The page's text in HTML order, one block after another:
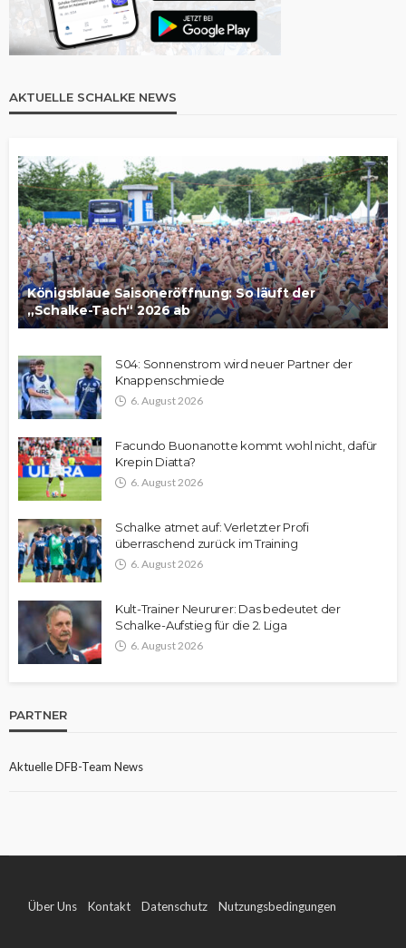
AKTUELLE SCHALKE NEWS
Königsblaue Saisoneröffnung: So läuft der
„Schalke-Tach“ 2026 ab
S04: Sonnenstrom wird neuer Partner der
Knappenschmiede
6. August 2026
Facundo Buonanotte kommt wohl nicht, dafür
Krepin Diatta?
6. August 2026
Schalke atmet auf: Verletzter Profi
überraschend zurück im Training
6. August 2026
Kult-Trainer Neururer: Das bedeutet der
Schalke-Aufstieg für die 2. Liga
6. August 2026
PARTNER
Aktuelle DFB-Team News
Über Uns Kontakt Datenschutz Nutzungsbedingungen